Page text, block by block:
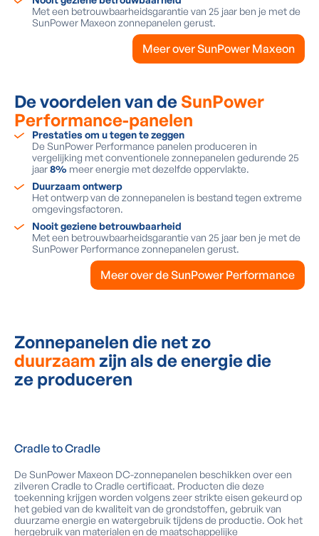
Met een betrouwbaarheidsgarantie van 25 jaar ben je met de
SunPower Maxeon zonnepanelen gerust.
Meer over SunPower Maxeon
De voordelen van deSunPower
Performance-panelen
Prestaties om u tegen te zeggen
De SunPower Performance panelen produceren in
vergelijking met conventionele zonnepanelen gedurende 25
jaar8% meer energie met dezelfde oppervlakte.
Duurzaam ontwerp
Het ontwerp van de zonnepanelen is bestand tegen extreme
omgevingsfactoren.
Nooit geziene betrouwbaarheid
Met een betrouwbaarheidsgarantie van 25 jaar ben je met de
SunPower Performance zonnepanelen gerust.
Meer over de SunPower Performance
Zonnepanelen die net zo
duurzaam zijn als de energie die
ze produceren
Cradle to Cradle
De SunPower Maxeon DC-zonnepanelen beschikken over een
zilveren Cradle to Cradle certificaat. Producten die deze
toekenning krijgen worden volgens zeer strikte eisen gekeurd op
het gebied van de kwaliteit van de grondstoffen, gebruik van
duurzame energie en watergebruik tijdens de productie. Ook het
hergebruik van materialen en de maatschappelijke